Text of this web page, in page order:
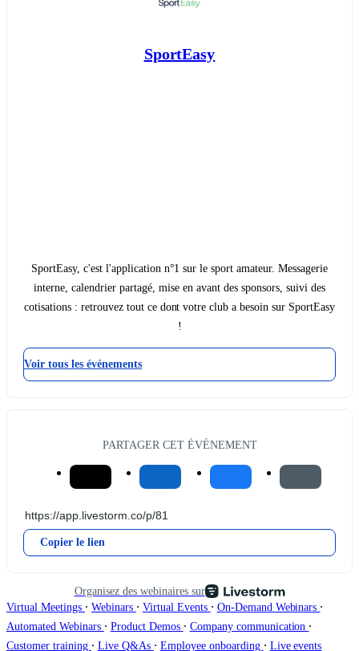
SportEasy
SportEasy, c'est l'application n°1 sur le sport amateur. Messagerie
interne, calendrier partagé, mise en avant des sponsors, suivi des
cotisations : retrouvez tout ce dont votre club a besoin sur SportEasy
!
Voir tous les événements
PARTAGER CET ÉVÉNEMENT
Copier le lien
Organisez des webinaires sur
Virtual Meetings ∙ Webinars ∙ Virtual Events ∙ On-Demand Webinars ∙
Automated Webinars ∙ Product Demos ∙ Company communication ∙
Customer training ∙ Live Q&As ∙ Employee onboarding ∙ Live events